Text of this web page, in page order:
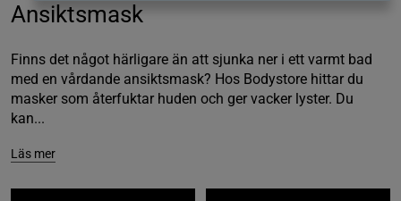
Ansiktsmask
Finns det något härligare än att sjunka ner i ett varmt bad
med en vårdande ansiktsmask? Hos Bodystore hittar du
masker som återfuktar huden och ger vacker lyster. Du
kan...
Läs mer